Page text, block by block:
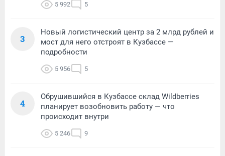
5 992 5
3
Новый логистический центр за 2 млрд рублей и
мост для него отстроят в Кузбассе —
подробности
5 956 5
4
Обрушившийся в Кузбассе склад Wildberries
планирует возобновить работу — что
происходит внутри
5 246 9